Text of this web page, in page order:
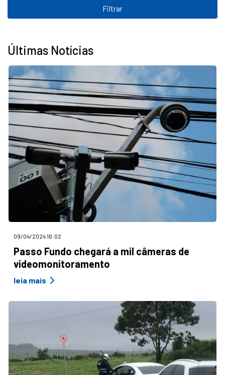
Últimas Notícias
09/04/2024 16:02
Passo Fundo chegará a mil câmeras de
videomonitoramento
leia mais